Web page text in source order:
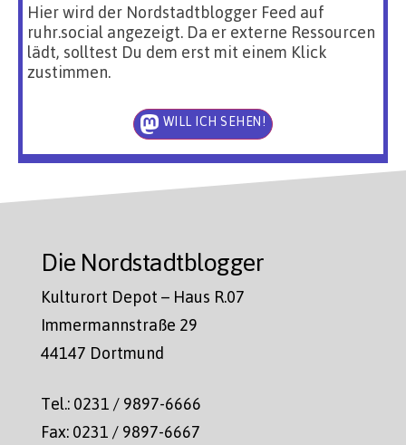
Hier wird der Nordstadtblogger Feed auf
ruhr.social angezeigt. Da er externe Ressourcen
lädt, solltest Du dem erst mit einem Klick
zustimmen.
WILL ICH SEHEN!
Die Nordstadtblogger
Kulturort Depot – Haus R.07
Immermannstraße 29
44147 Dortmund
Tel.: 0231 / 9897-6666
Fax: 0231 / 9897-6667